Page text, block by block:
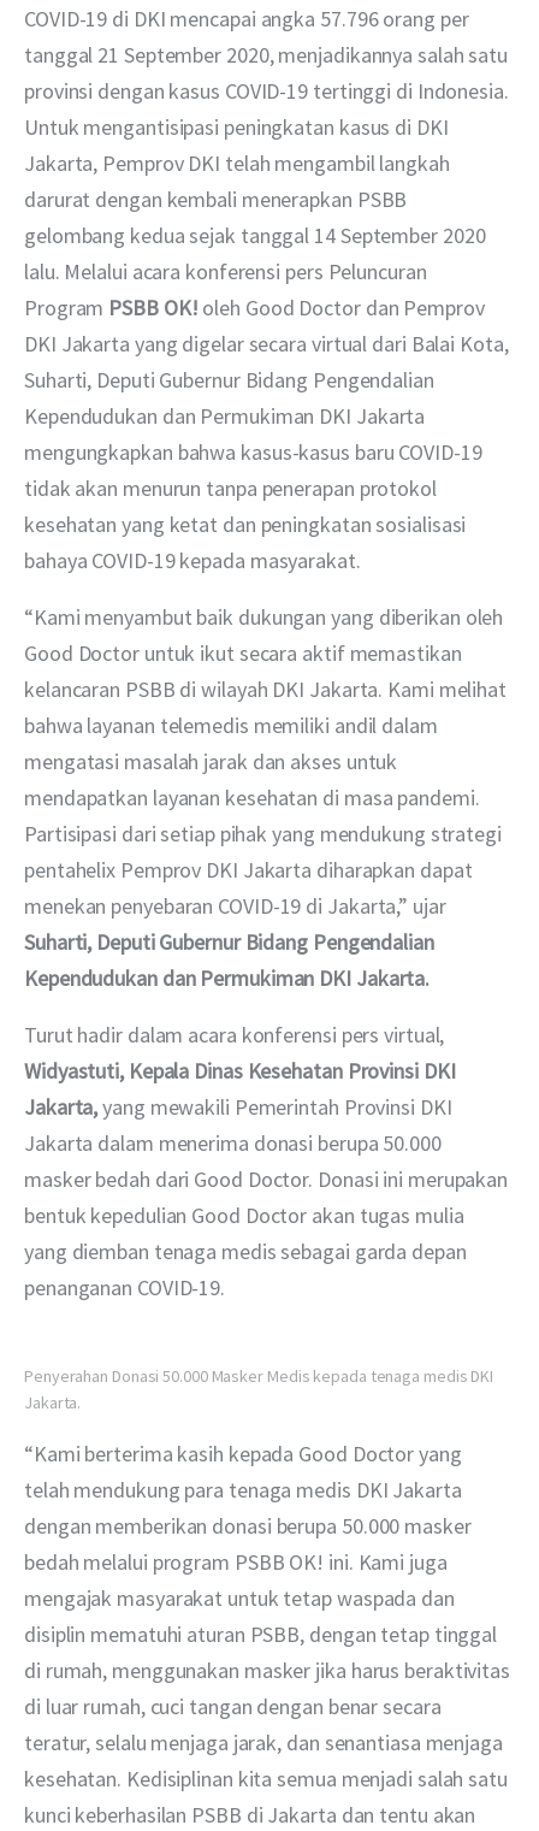
COVID-19 di DKI mencapai angka 57.796 orang per
tanggal 21 September 2020, menjadikannya salah satu
provinsi dengan kasus COVID-19 tertinggi di Indonesia.
Untuk mengantisipasi peningkatan kasus di DKI
Jakarta, Pemprov DKI telah mengambil langkah
darurat dengan kembali menerapkan PSBB
gelombang kedua sejak tanggal 14 September 2020
lalu. Melalui acara konferensi pers Peluncuran
Program PSBB OK! oleh Good Doctor dan Pemprov
DKI Jakarta yang digelar secara virtual dari Balai Kota,
Suharti, Deputi Gubernur Bidang Pengendalian
Kependudukan dan Permukiman DKI Jakarta
mengungkapkan bahwa kasus-kasus baru COVID-19
tidak akan menurun tanpa penerapan protokol
kesehatan yang ketat dan peningkatan sosialisasi
bahaya COVID-19 kepada masyarakat.
“Kami menyambut baik dukungan yang diberikan oleh
Good Doctor untuk ikut secara aktif memastikan
kelancaran PSBB di wilayah DKI Jakarta. Kami melihat
bahwa layanan telemedis memiliki andil dalam
mengatasi masalah jarak dan akses untuk
mendapatkan layanan kesehatan di masa pandemi.
Partisipasi dari setiap pihak yang mendukung strategi
pentahelix Pemprov DKI Jakarta diharapkan dapat
menekan penyebaran COVID-19 di Jakarta,” ujar
Suharti, Deputi Gubernur Bidang Pengendalian
Kependudukan dan Permukiman DKI Jakarta.
Turut hadir dalam acara konferensi pers virtual,
Widyastuti, Kepala Dinas Kesehatan Provinsi DKI
Jakarta, yang mewakili Pemerintah Provinsi DKI
Jakarta dalam menerima donasi berupa 50.000
masker bedah dari Good Doctor. Donasi ini merupakan
bentuk kepedulian Good Doctor akan tugas mulia
yang diemban tenaga medis sebagai garda depan
penanganan COVID-19.
Penyerahan Donasi 50.000 Masker Medis kepada tenaga medis DKI
Jakarta.
“Kami berterima kasih kepada Good Doctor yang
telah mendukung para tenaga medis DKI Jakarta
dengan memberikan donasi berupa 50.000 masker
bedah melalui program PSBB OK! ini. Kami juga
mengajak masyarakat untuk tetap waspada dan
disiplin mematuhi aturan PSBB, dengan tetap tinggal
di rumah, menggunakan masker jika harus beraktivitas
di luar rumah, cuci tangan dengan benar secara
teratur, selalu menjaga jarak, dan senantiasa menjaga
kesehatan. Kedisiplinan kita semua menjadi salah satu
kunci keberhasilan PSBB di Jakarta dan tentu akan